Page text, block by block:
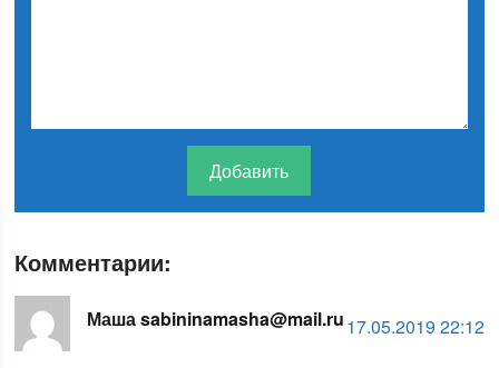
Комментарии:
Маша sabininamasha@mail.ru17.05.2019 22:12